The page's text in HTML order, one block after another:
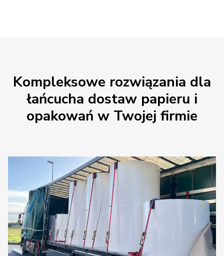
Kompleksowe rozwiązania dla
łańcucha dostaw papieru i
opakowań w Twojej firmie